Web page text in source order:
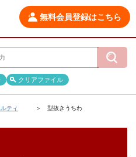
無料会員登録はこちら
クリアファイル
ティ 型抜きうちわ